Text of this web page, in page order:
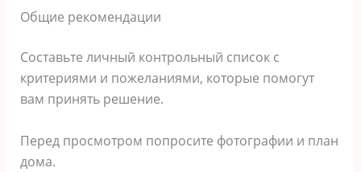
Общие рекомендации
Составьте личный контрольный список с
критериями и пожеланиями, которые помогут
вам принять решение.
Перед просмотром попросите фотографии и план
дома.